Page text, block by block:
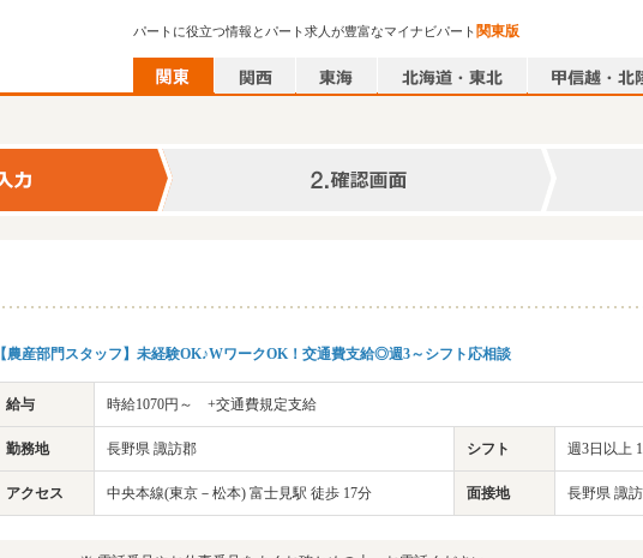
パートに役立つ情報とパート求人が豊富なマイナビパート 関東版
【農産部門スタッフ】未経験OK♪WワークOK！交通費支給◎週3～シフト応相談
給与 時給1070円～ +交通費規定支給
勤務地 長野県 諏訪郡 シフト 週3日以上
アクセス 中央本線(東京－松本) 富士見駅 徒歩 17分 面接地 長野県 諏